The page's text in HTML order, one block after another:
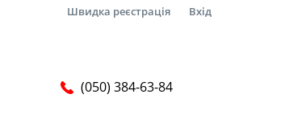
Швидка реєстрація Вхід
(050) 384-63-84